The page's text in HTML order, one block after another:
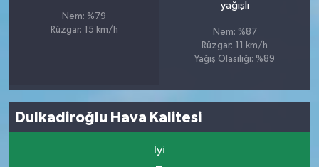
Nem: %79
Rüzgar: 15 km/h
yağışlı
Nem: %87
Rüzgar: 11 km/h
Yağış Olasılığı: %89
Dulkadiroğlu Hava Kalitesi
İyi